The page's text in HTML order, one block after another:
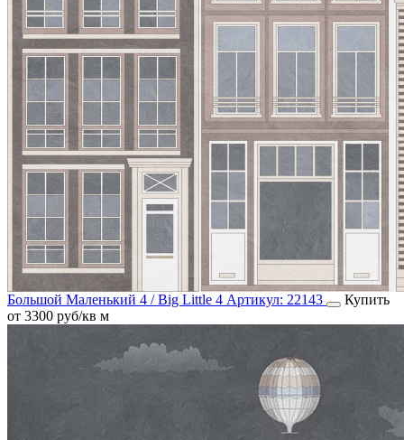
Большой Маленький 4 / Big Little 4 Артикул: 22143
Купить
от 3300 руб/кв м